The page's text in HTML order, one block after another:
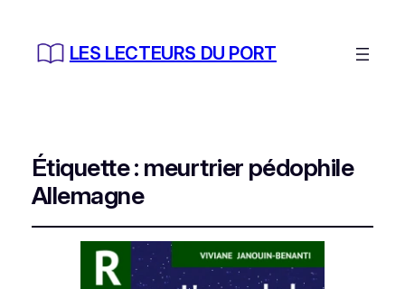
LES LECTEURS DU PORT
Étiquette : meurtrier pédophile
Allemagne